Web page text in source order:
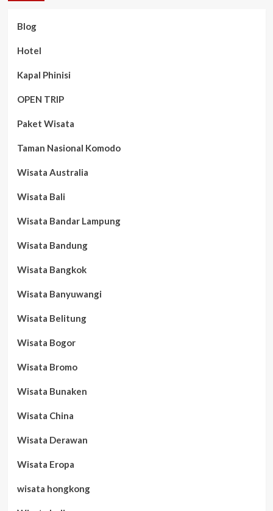
Blog
Hotel
Kapal Phinisi
OPEN TRIP
Paket Wisata
Taman Nasional Komodo
Wisata Australia
Wisata Bali
Wisata Bandar Lampung
Wisata Bandung
Wisata Bangkok
Wisata Banyuwangi
Wisata Belitung
Wisata Bogor
Wisata Bromo
Wisata Bunaken
Wisata China
Wisata Derawan
Wisata Eropa
wisata hongkong